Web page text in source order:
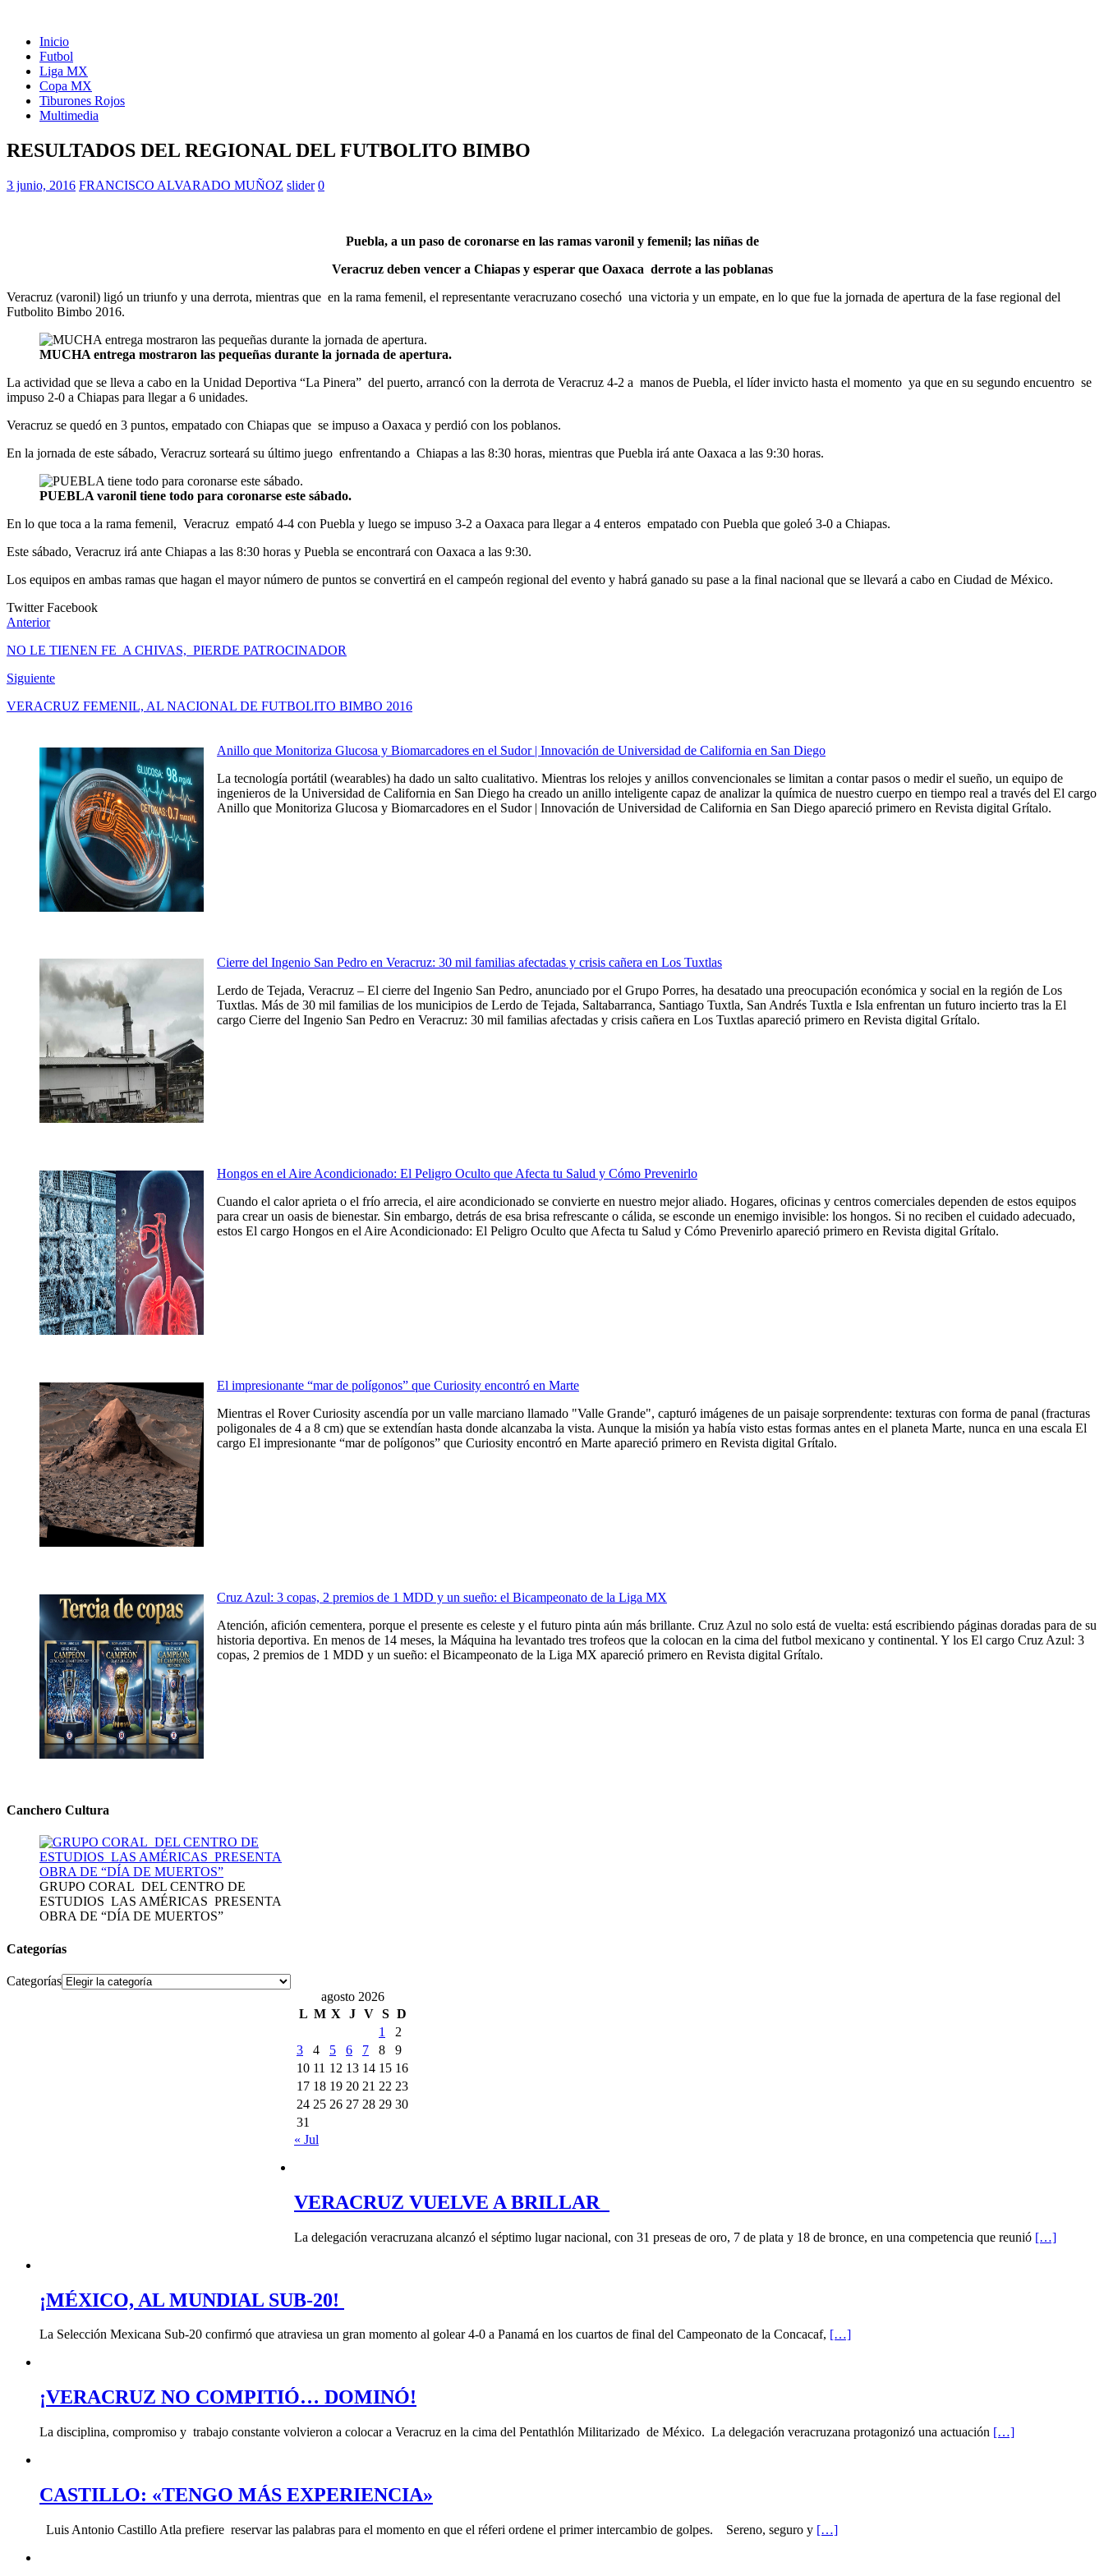
Inicio
Futbol
Liga MX
Copa MX
Tiburones Rojos
Multimedia
RESULTADOS DEL REGIONAL DEL FUTBOLITO BIMBO
3 junio, 2016 FRANCISCO ALVARADO MUÑOZ slider 0
Puebla, a un paso de coronarse en las ramas varonil y femenil; las niñas de
Veracruz deben vencer a Chiapas y esperar que Oaxaca derrote a las poblanas
Veracruz (varonil) ligó un triunfo y una derrota, mientras que en la rama femenil, el representante veracruzano cosechó una victoria y un empate, en lo que fue la jornada de apertura de la fase regional del
Futbolito Bimbo 2016.
MUCHA entrega mostraron las pequeñas durante la jornada de apertura.
La actividad que se lleva a cabo en la Unidad Deportiva “La Pinera” del puerto, arrancó con la derrota de Veracruz 4-2 a manos de Puebla, el líder invicto hasta el momento ya que en su segundo encuentro se
impuso 2-0 a Chiapas para llegar a 6 unidades.
Veracruz se quedó en 3 puntos, empatado con Chiapas que se impuso a Oaxaca y perdió con los poblanos.
En la jornada de este sábado, Veracruz sorteará su último juego enfrentando a Chiapas a las 8:30 horas, mientras que Puebla irá ante Oaxaca a las 9:30 horas.
PUEBLA varonil tiene todo para coronarse este sábado.
En lo que toca a la rama femenil, Veracruz empató 4-4 con Puebla y luego se impuso 3-2 a Oaxaca para llegar a 4 enteros empatado con Puebla que goleó 3-0 a Chiapas.
Este sábado, Veracruz irá ante Chiapas a las 8:30 horas y Puebla se encontrará con Oaxaca a las 9:30.
Los equipos en ambas ramas que hagan el mayor número de puntos se convertirá en el campeón regional del evento y habrá ganado su pase a la final nacional que se llevará a cabo en Ciudad de México.
TwitterFacebook
Anterior
NO LE TIENEN FE A CHIVAS, PIERDE PATROCINADOR
Siguiente
VERACRUZ FEMENIL, AL NACIONAL DE FUTBOLITO BIMBO 2016
Anillo que Monitoriza Glucosa y Biomarcadores en el Sudor | Innovación de Universidad de California en San Diego
La tecnología portátil (wearables) ha dado un salto cualitativo. Mientras los relojes y anillos convencionales se limitan a contar pasos o medir el sueño, un equipo de
ingenieros de la Universidad de California en San Diego ha creado un anillo inteligente capaz de analizar la química de nuestro cuerpo en tiempo real a través del El cargo
Anillo que Monitoriza Glucosa y Biomarcadores en el Sudor | Innovación de Universidad de California en San Diego apareció primero en Revista digital Grítalo.
Cierre del Ingenio San Pedro en Veracruz: 30 mil familias afectadas y crisis cañera en Los Tuxtlas
Lerdo de Tejada, Veracruz – El cierre del Ingenio San Pedro, anunciado por el Grupo Porres, ha desatado una preocupación económica y social en la región de Los
Tuxtlas. Más de 30 mil familias de los municipios de Lerdo de Tejada, Saltabarranca, Santiago Tuxtla, San Andrés Tuxtla e Isla enfrentan un futuro incierto tras la El
cargo Cierre del Ingenio San Pedro en Veracruz: 30 mil familias afectadas y crisis cañera en Los Tuxtlas apareció primero en Revista digital Grítalo.
Hongos en el Aire Acondicionado: El Peligro Oculto que Afecta tu Salud y Cómo Prevenirlo
Cuando el calor aprieta o el frío arrecia, el aire acondicionado se convierte en nuestro mejor aliado. Hogares, oficinas y centros comerciales dependen de estos equipos
para crear un oasis de bienestar. Sin embargo, detrás de esa brisa refrescante o cálida, se esconde un enemigo invisible: los hongos. Si no reciben el cuidado adecuado,
estos El cargo Hongos en el Aire Acondicionado: El Peligro Oculto que Afecta tu Salud y Cómo Prevenirlo apareció primero en Revista digital Grítalo.
El impresionante “mar de polígonos” que Curiosity encontró en Marte
Mientras el Rover Curiosity ascendía por un valle marciano llamado "Valle Grande", capturó imágenes de un paisaje sorprendente: texturas con forma de panal (fracturas
poligonales de 4 a 8 cm) que se extendían hasta donde alcanzaba la vista. Aunque la misión ya había visto estas formas antes en el planeta Marte, nunca en una escala El
cargo El impresionante “mar de polígonos” que Curiosity encontró en Marte apareció primero en Revista digital Grítalo.
Cruz Azul: 3 copas, 2 premios de 1 MDD y un sueño: el Bicampeonato de la Liga MX
Atención, afición cementera, porque el presente es celeste y el futuro pinta aún más brillante. Cruz Azul no solo está de vuelta: está escribiendo páginas doradas para de su
historia deportiva. En menos de 14 meses, la Máquina ha levantado tres trofeos que la colocan en la cima del futbol mexicano y continental. Y los El cargo Cruz Azul: 3
copas, 2 premios de 1 MDD y un sueño: el Bicampeonato de la Liga MX apareció primero en Revista digital Grítalo.
Canchero Cultura
GRUPO CORAL DEL CENTRO DE
ESTUDIOS LAS AMÉRICAS PRESENTA
OBRA DE “DÍA DE MUERTOS”
Categorías
Categorías
agosto 2026
L M X J V S D
1
2
3
4 5 6 7 8
9
10 11 12 13 14 15 16
17 18 19 20 21 22 23
24 25 26 27 28 29 30
31
« Jul
VERACRUZ VUELVE A BRILLAR
La delegación veracruzana alcanzó el séptimo lugar nacional, con 31 preseas de oro, 7 de plata y 18 de bronce, en una competencia que reunió […]
¡MÉXICO, AL MUNDIAL SUB-20!
La Selección Mexicana Sub-20 confirmó que atraviesa un gran momento al golear 4-0 a Panamá en los cuartos de final del Campeonato de la Concacaf, […]
¡VERACRUZ NO COMPITIÓ… DOMINÓ!
La disciplina, compromiso y trabajo constante volvieron a colocar a Veracruz en la cima del Pentathlón Militarizado de México. La delegación veracruzana protagonizó una actuación […]
CASTILLO: «TENGO MÁS EXPERIENCIA»
Luis Antonio Castillo Atla prefiere reservar las palabras para el momento en que el réferi ordene el primer intercambio de golpes. Sereno, seguro y […]